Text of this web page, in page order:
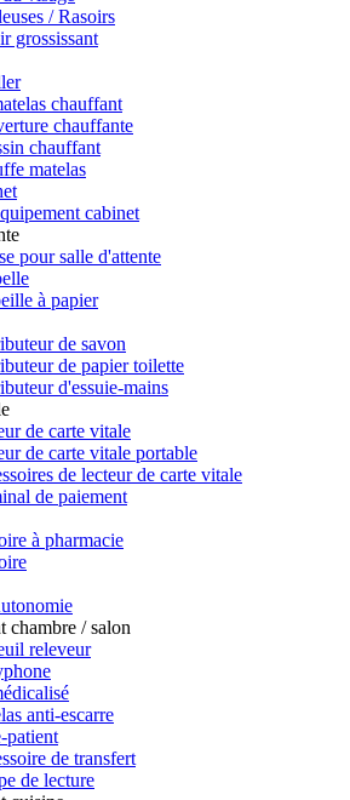
/ Rasoirs
grossissant
chauffant
chauffante
chauffant
matelas
cabinet
pour salle d'attente
à papier
de savon
de papier toilette
d'essuie-mains
de carte vitale
de carte vitale portable
de lecteur de carte vitale
de paiement
à pharmacie
chambre / salon
releveur
anti-escarre
patient
de transfert
de lecture